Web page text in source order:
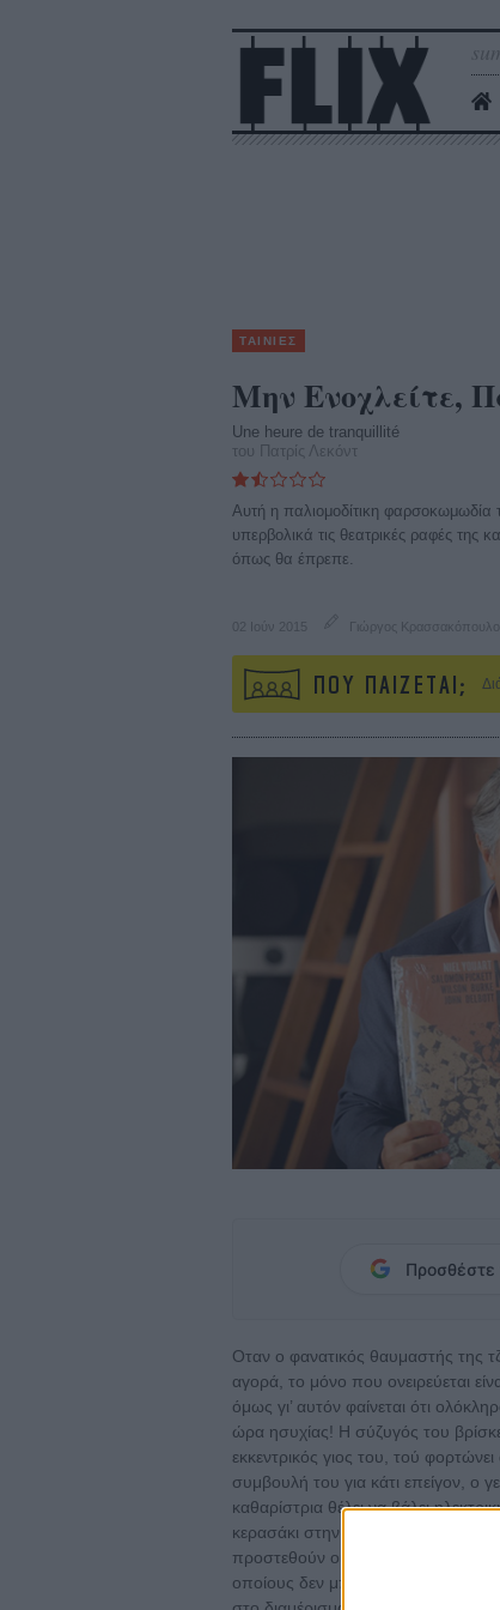
ΤΑΙΝΙΕΣ
Μην Ενοχλείτε,
Une heure de tranquillité
του Πατρίς Λεκόντ
Αυτή η παλιομοδίτικη φαρσοκωμωδία
υπερβολικά τις θεατρικές ραφές της
όπως θα έπρεπε.
02 Ιούν 2015 Γιώργος Κρασσακόπουλος
ΠΟΥ ΠΑΙΖΕΤΑΙ;
Προσθέστε
Οταν ο φανατικός θαυμαστής της
αγορά, το μόνο που ονειρεύεται
όμως γι’ αυτόν φαίνεται ότι
ώρα ησυχίας! Η σύζυγός του
εκκεντρικός γιος του, τού
συμβουλή του για κάτι επείγον, ο
καθαρίστρια θέλει να βάλει
κερασάκι στην τούρτα... η ερωμένη
προστεθούν οι επισκευές που
οποίους δεν μπορεί να